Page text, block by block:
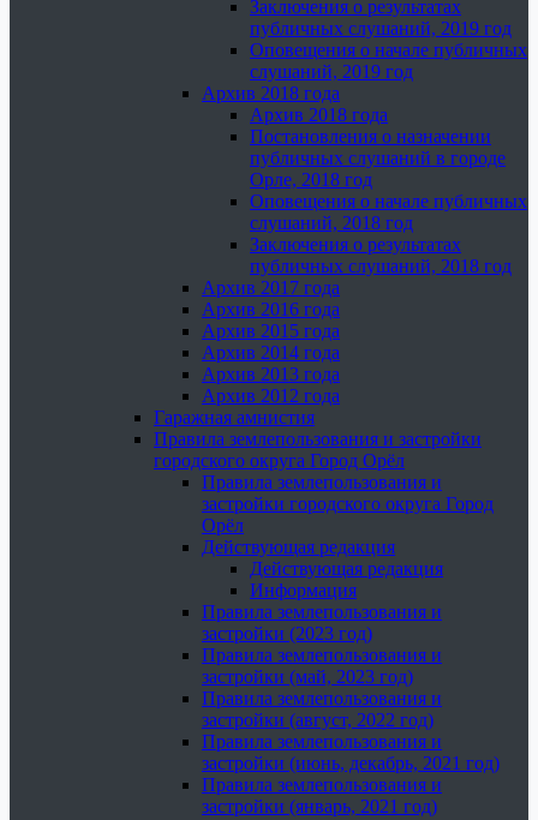
Заключения о результатах
публичных слушаний, 2019 год
Оповещения о начале публичных
слушаний, 2019 год
Архив 2018 года
Архив 2018 года
Постановления о назначении
публичных слушаний в городе
Орле, 2018 год
Оповещения о начале публичных
слушаний, 2018 год
Заключения о результатах
публичных слушаний, 2018 год
Архив 2017 года
Архив 2016 года
Архив 2015 года
Архив 2014 года
Архив 2013 года
Архив 2012 года
Гаражная амнистия
Правила землепользования и застройки
городского округа Город Орёл
Правила землепользования и
застройки городского округа Город
Орёл
Действующая редакция
Действующая редакция
Информация
Правила землепользования и
застройки (2023 год)
Правила землепользования и
застройки (май, 2023 год)
Правила землепользования и
застройки (август, 2022 год)
Правила землепользования и
застройки (июнь, декабрь, 2021 год)
Правила землепользования и
застройки (январь, 2021 год)